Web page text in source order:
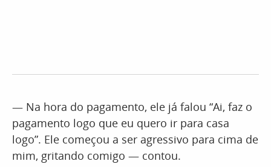
— Na hora do pagamento, ele já falou “Ai, faz o
pagamento logo que eu quero ir para casa
logo”. Ele começou a ser agressivo para cima de
mim, gritando comigo — contou.